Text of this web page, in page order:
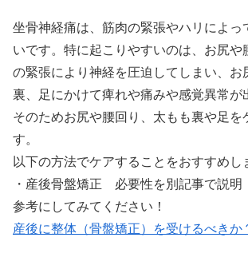
坐骨神経痛は、筋肉の緊張やハリによっ
いです。特に起こりやすいのは、お尻や
の緊張により神経を圧迫してしまい、お
裏、足にかけて痺れや痛みや感覚異常が
そのためお尻や腰回り、太もも裏や足を
す。
以下の方法でケアすることをおすすめし
・産後骨盤矯正 必要性を別記事で説明
参考にしてみてください！
産後に整体（骨盤矯正）を受けるべきか